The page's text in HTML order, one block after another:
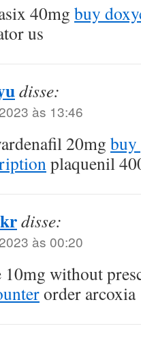
40mg buy
us
disse:
às 13:46
20mg buy
plaquenil
disse:
às 00:20
10mg without
order